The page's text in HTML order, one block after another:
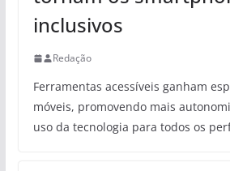
inclusivos
Redação
Ferramentas acessíveis ganham
móveis, promovendo mais
uso da tecnologia para todos os